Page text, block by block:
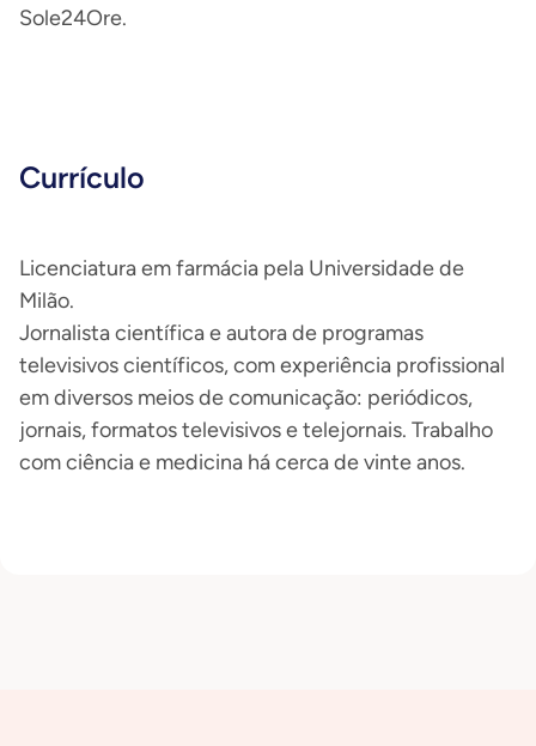
Sole24Ore.
Currículo
Licenciatura em farmácia pela Universidade de
Milão.
Jornalista científica e autora de programas
televisivos científicos, com experiência profissional
em diversos meios de comunicação: periódicos,
jornais, formatos televisivos e telejornais. Trabalho
com ciência e medicina há cerca de vinte anos.